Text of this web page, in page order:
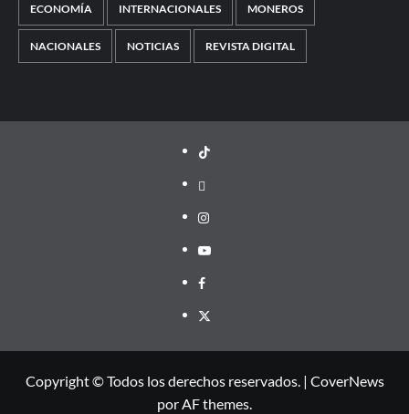
ECONOMÍA INTERNACIONALES MONEROS
NACIONALES NOTICIAS REVISTA DIGITAL
TikTok
threads
Instagram
Youtube
Facebook
X
Copyright © Todos los derechos reservados. | CoverNews
por AF themes.